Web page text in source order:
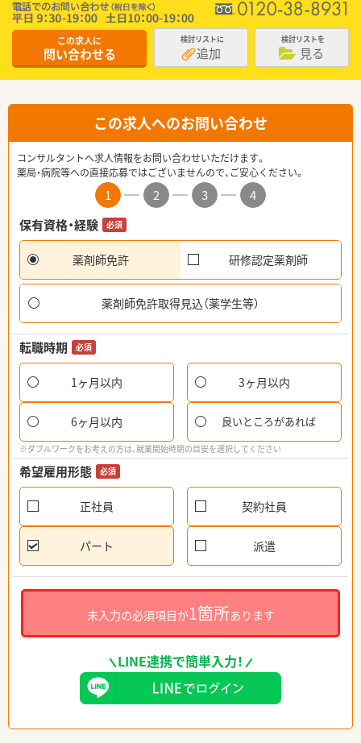
この求人に
問い合わせる
検討リストに
追加
検討リストを
見る
この求人へのお問い合わせ
コンサルタントへ求人情報をお問い合わせいただけます。
薬局・病院等への直接応募ではございませんので、ご安心ください。
1 2 3
4
保有資格・経験
必須
薬剤師免許 研修認定薬剤師
薬剤師免許取得見込（薬学生等）
転職時期 必須
1ヶ月以内 3ヶ月以内
6ヶ月以内 良いところがあれば
※ダブルワークをお考えの方は、就業開始時期の目安を選択してください
希望雇用形態 必須
正社員 契約社員
パート 派遣
未入力の必須項目が1箇所あります
LINE連携で簡単入力！